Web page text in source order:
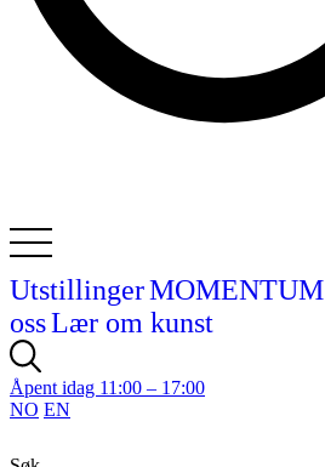
UtstillingerMOMENTUM
ossLær om kunst
Åpent idag 11:00 – 17:00
NO EN